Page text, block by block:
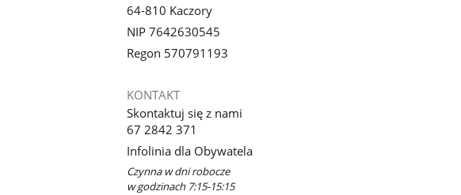
64-810 Kaczory
NIP 7642630545
Regon 570791193
KONTAKT
Skontaktuj się z nami
67 2842 371
Infolinia dla Obywatela
Czynna w dni robocze
w godzinach 7:15-15:15